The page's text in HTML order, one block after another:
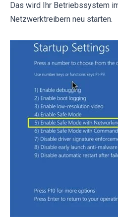
Das wird Ihr Betriebssystem
Netzwerktreibern neu starten.